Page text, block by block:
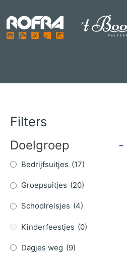
content
Filters
Doelgroep -
Bedrijfsuitjes (17)
Groepsuitjes (20)
Schoolreisjes (4)
Kinderfeestjes (0)
Dagjes weg (9)